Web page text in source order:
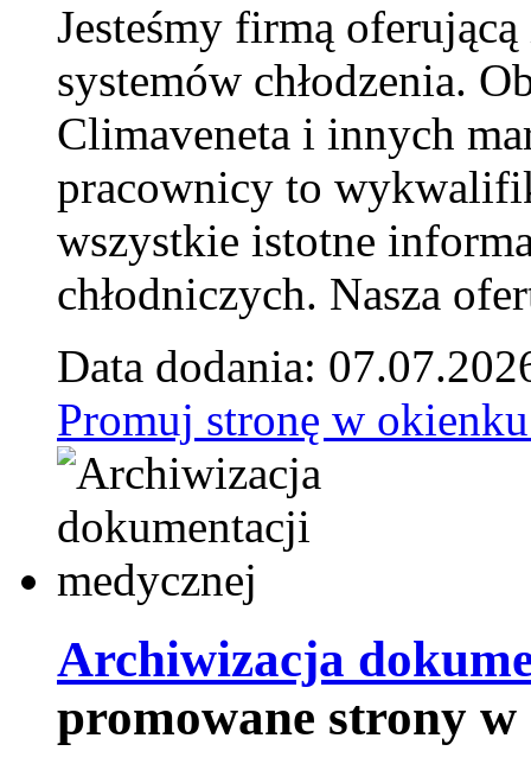
Jesteśmy firmą
systemów chłodzenia.
Climaveneta i innych
pracownicy to
wszystkie istotne
chłodniczych. Nasza
Data dodania:
Promuj stronę w
Archiwizacja
promowane strony